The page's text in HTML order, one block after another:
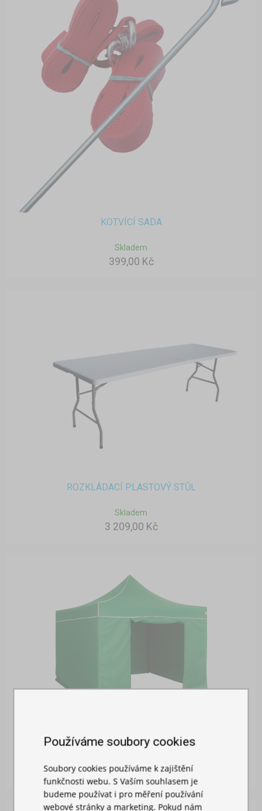
KOTVÍCÍ SADA
Skladem
399,00 Kč
ROZKLÁDACÍ PLASTOVÝ STŮL
Skladem
3 209,00 Kč
719,00 Kč
Používáme soubory cookies
Soubory cookies používáme k zajištění
funkčnosti webu. S Vaším souhlasem je
budeme používat i pro měření používání
webové stránky a marketing. Pokud nám